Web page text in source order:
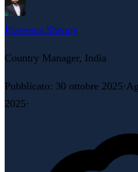
Praveena Shenoy
Country Manager, India
Pubblicato: 30 ottobre 2025·
2025·